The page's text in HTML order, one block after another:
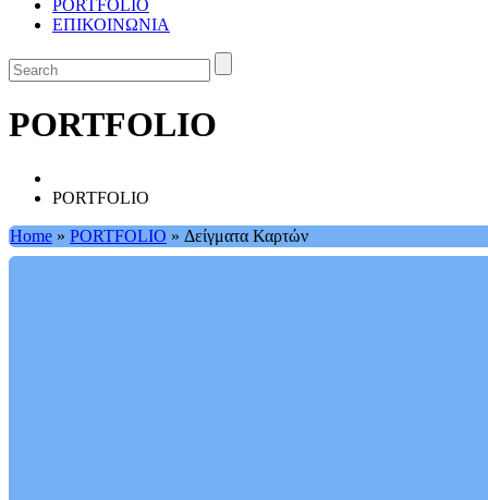
PORTFOLIO
ΕΠΙΚΟΙΝΩΝΙΑ
PORTFOLIO
PORTFOLIO
Home » PORTFOLIO » Δείγματα Καρτών